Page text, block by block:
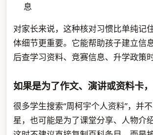
息
对家长来说，这种核对习惯比单纯记
体细节更重要。它能帮助孩子建立信
后查学习资料、竞赛信息、升学政策
如果是为了作文、演讲或资料卡
很多学生搜索“周柯宇个人资料”，并
星，也可能是为了课堂分享、人物介